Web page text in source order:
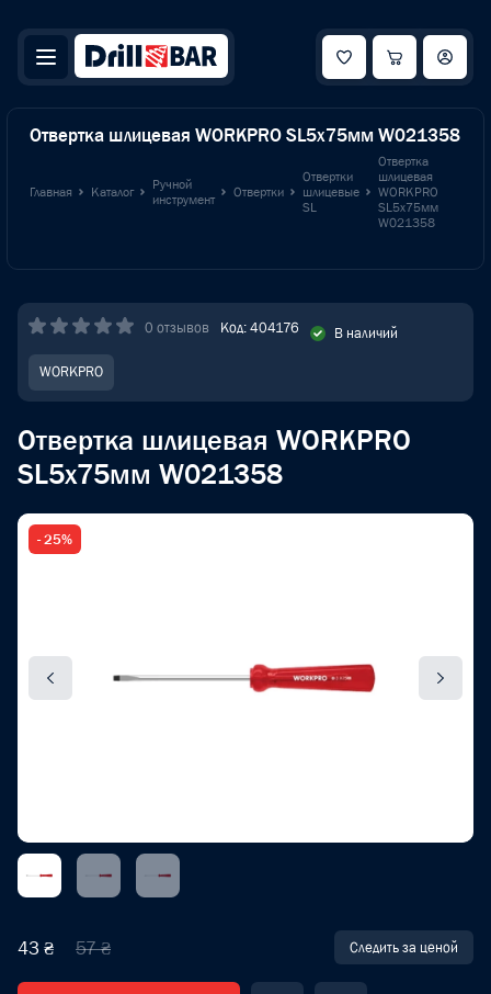
Отвертка шлицевая WORKPRO SL5x75мм W021358
Главная Каталог
Ручной
инструмент
Отвертки
Отвертки
шлицевые
SL
Отвертка
шлицевая
WORKPRO
SL5x75мм
W021358
0 отзывов Код: 404176 В наличий
WORKPRO
Отвертка шлицевая WORKPRO
SL5x75мм W021358
- 25%
43 ₴ 57 ₴ Следить за ценой